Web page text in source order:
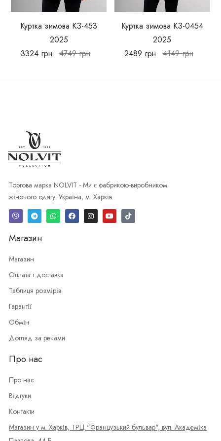
Куртка зимова КЗ-453
2025
3324 грн 4749грн
Куртка зимова КЗ-0454
2025
2489 грн 4149грн
Торгова марка NOLVIT - Ми є фабрикою-виробником
жіночого одягу. Україна, м. Харків
Магазин
Магазин
Оплата і доставка
Таблиця розмірів
Гарантії
Обмін
Догляд за речами
Про нас
Про нас
Відгуки
Контакти
Магазин у м. Харків, ТРЦ "Французький бульвар", вул. Академіка